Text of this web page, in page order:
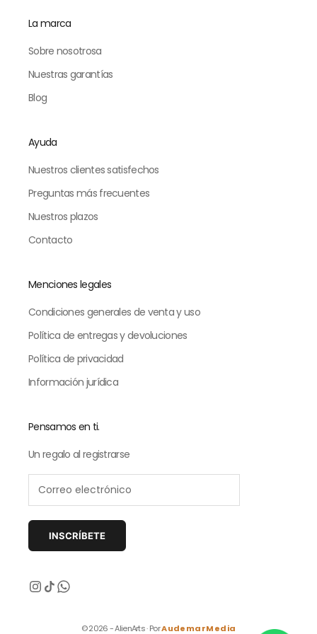
La marca
Sobre nosotrosa
Nuestras garantías
Blog
Ayuda
Nuestros clientes satisfechos
Preguntas más frecuentes
Nuestros plazos
Contacto
Menciones legales
Condiciones generales de venta y uso
Política de entregas y devoluciones
Política de privacidad
Información jurídica
Pensamos en ti.
Un regalo al registrarse
INSCRÍBETE
© 2026 - AlienArts · PorAudemarMedia